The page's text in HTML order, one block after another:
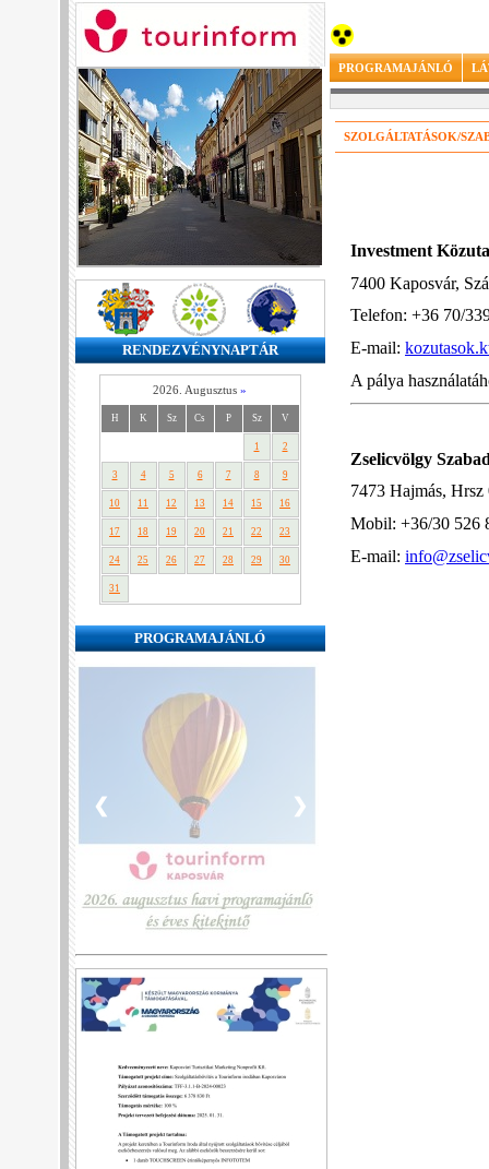
RENDEZVÉNYNAPTÁR
2026. Augusztus »
H K Sz Cs P Sz V
1 2
3 4 5 6 7 8 9
10 11 12 13 14 15 16
17 18 19 20 21 22 23
24 25 26 27 28 29 30
31
PROGRAMAJÁNLÓ
❮ ❯
PROGRAMAJÁNLÓ
SZOLGÁLTATÁSOK/
Investment
7400 Kaposvár,
Telefon: +36 70/
E-mail:
A pálya
Zselicvölgy
7473 Hajmás,
Mobil: +36/30 526
E-mail: